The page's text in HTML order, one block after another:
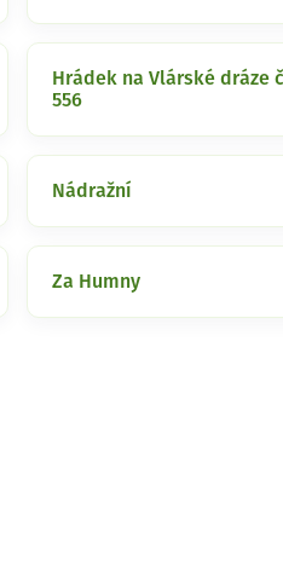
Hrádek na Vlárské dráze
556
Nádražní
Za Humny